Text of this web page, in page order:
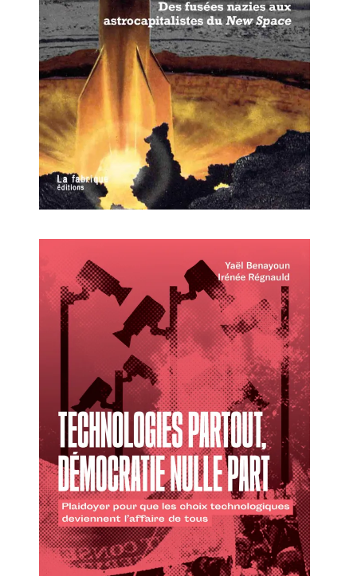
La vaste blague du macronisme
crypto-spatial